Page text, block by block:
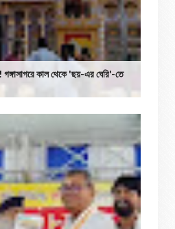
কাল থেকে 'ছয়-এর ঘেরি'-তে